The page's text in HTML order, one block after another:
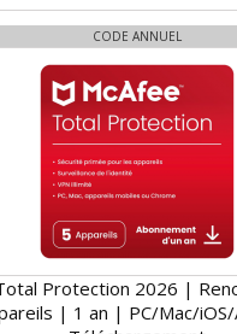
CODE ANNUEL
Protection 2026 |
| 1 an | PC/Mac/